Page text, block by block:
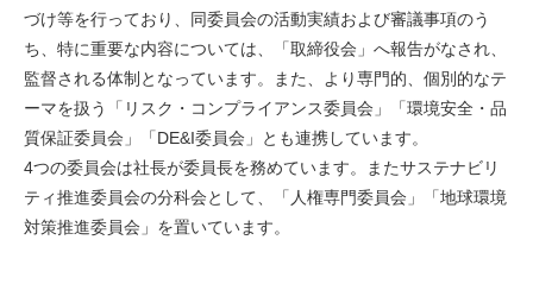
づけ等を行っており、同委員会の活動実績および審議事項のう
ち、特に重要な内容については、「取締役会」へ報告がなされ、
監督される体制となっています。また、より専門的、個別的なテ
ーマを扱う「リスク・コンプライアンス委員会」「環境安全・品
質保証委員会」「DE&I委員会」とも連携しています。
4つの委員会は社長が委員長を務めています。またサステナビリ
ティ推進委員会の分科会として、「人権専門委員会」「地球環境
対策推進委員会」を置いています。